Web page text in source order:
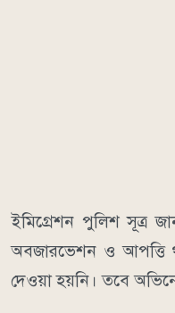
ইমিগ্রেশন পুলিশ সূত্র
অবজারভেশন ও আপত্তি
দেওয়া হয়নি। তবে